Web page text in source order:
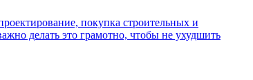
покупка строительных и
делать это грамотно, чтобы не ухудшить